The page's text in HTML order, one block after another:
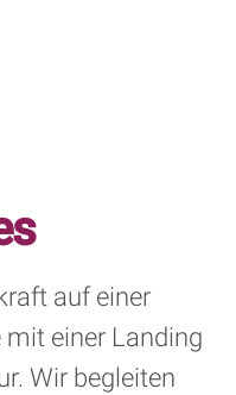
auf einer
einer Landing
Wir begleiten